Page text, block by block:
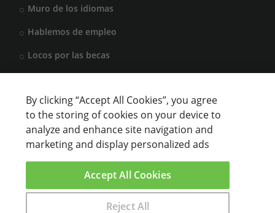
Muro de los idiomas
Hablemos de empleo
Locos por las becas
CENTROS DE FORMACIÓN
Anunciar cursos
USUARIOS
Aviso legal
By clicking “Accept All Cookies”, you agree
to the storing of cookies on your device to
analyze and enhance site navigation and
marketing and display personalized ads
Reject All
Accept All Cookies